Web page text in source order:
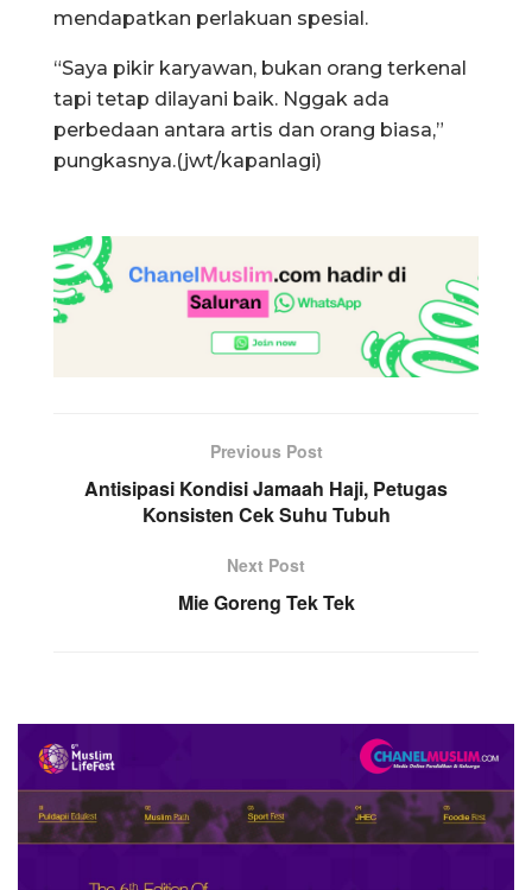
mendapatkan perlakuan spesial.
“Saya pikir karyawan, bukan orang terkenal
tapi tetap dilayani baik. Nggak ada
perbedaan antara artis dan orang biasa,”
pungkasnya.(jwt/kapanlagi)
Previous Post
Antisipasi Kondisi Jamaah Haji, Petugas
Konsisten Cek Suhu Tubuh
Next Post
Mie Goreng Tek Tek